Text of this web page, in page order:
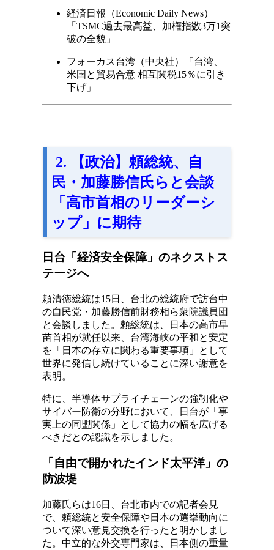
経済日報（Economic Daily News）
「TSMC過去最高益、加権指数3万1突
破の全貌」
フォーカス台湾（中央社）「台湾、
米国と貿易合意 相互関税15％に引き
下げ」
2. 【政治】頼総統、自
民・加藤勝信氏らと会談
「高市首相のリーダーシ
ップ」に期待
日台「経済安全保障」のネクストス
テージへ
頼清徳総統は15日、台北の総統府で訪台中
の自民党・加藤勝信前財務相ら衆院議員団
と会談しました。頼総統は、日本の高市早
苗首相が就任以来、台湾海峡の平和と安定
を「日本の存立に関わる重要事項」として
世界に発信し続けていることに深い謝意を
表明。
特に、半導体サプライチェーンの強靭化や
サイバー防衛の分野において、日台が「事
実上の同盟関係」として協力の幅を広げる
べきだとの認識を示しました。
「自由で開かれたインド太平洋」の
防波堤
加藤氏らは16日、台北市内での記者会見
で、頼総統と安全保障や日本の選挙動向に
ついて深い意見交換を行ったと明かしまし
た。中立的な外交専門家は、日本側の重量